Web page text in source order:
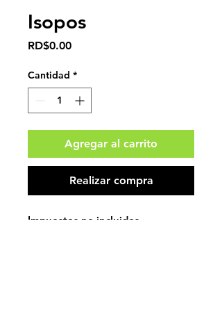
Isopos
RD$0.00Precio
Cantidad *
Agregar al carrito
Realizar compra
Impuestos no incluidos.